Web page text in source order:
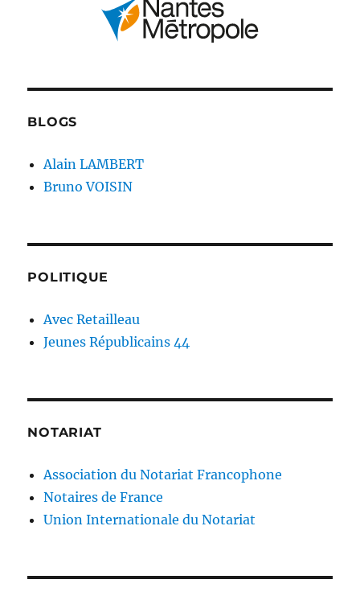
BLOGS
Alain LAMBERT
Bruno VOISIN
POLITIQUE
Avec Retailleau
Jeunes Républicains 44
NOTARIAT
Association du Notariat Francophone
Notaires de France
Union Internationale du Notariat